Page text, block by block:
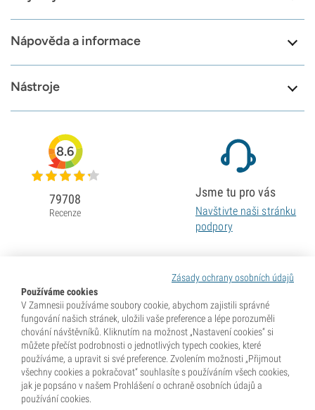
Nápověda a informace
Nástroje
Zásady ochrany osobních údajů
Používáme cookies
V Zamnesii používáme soubory cookie, abychom zajistili správné
fungování našich stránek, uložili vaše preference a lépe porozuměli
chování návštěvníků. Kliknutím na možnost „Nastavení cookies“ si
můžete přečíst podrobnosti o jednotlivých typech cookies, které
používáme, a upravit si své preference. Zvolením možnosti „Přijmout
všechny cookies a pokračovat“ souhlasíte s používáním všech cookies,
jak je popsáno v našem Prohlášení o ochraně osobních údajů a
používání cookies.
8.6
79708
Recenze
Jsme tu pro vás
Navštivte naši stránku
podpory